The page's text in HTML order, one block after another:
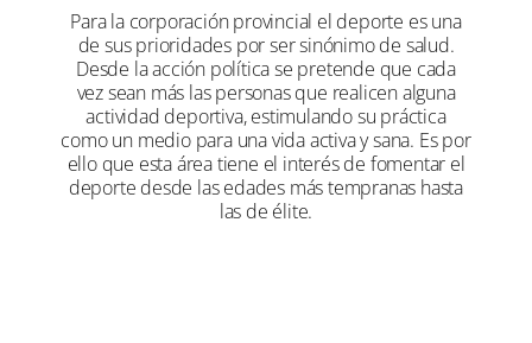
Para la corporación provincial el deporte es una
de sus prioridades por ser sinónimo de salud.
Desde la acción política se pretende que cada
vez sean más las personas que realicen alguna
actividad deportiva, estimulando su práctica
como un medio para una vida activa y sana. Es por
ello que esta área tiene el interés de fomentar el
deporte desde las edades más tempranas hasta
las de élite.